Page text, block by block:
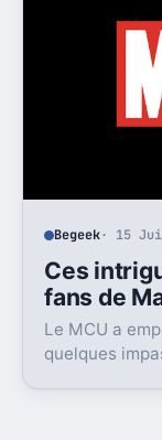
Begeek· 15
Ces
fans de
Le MCU a
quelques